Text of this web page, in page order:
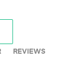
REVIEWS